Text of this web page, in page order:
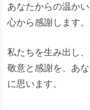
あなたからの温か
心から感謝します。
私たちを生み出し
敬意と感謝を、あ
に思います。